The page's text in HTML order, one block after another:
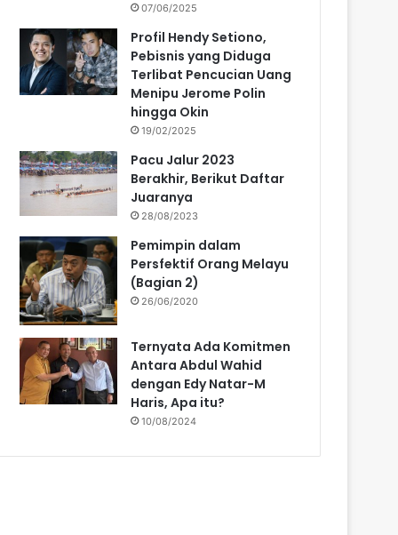
07/06/2025
Profil Hendy Setiono,
Pebisnis yang Diduga
Terlibat Pencucian Uang
Menipu Jerome Polin
hingga Okin
19/02/2025
Pacu Jalur 2023
Berakhir, Berikut Daftar
Juaranya
28/08/2023
Pemimpin dalam
Persfektif Orang Melayu
(Bagian 2)
26/06/2020
Ternyata Ada Komitmen
Antara Abdul Wahid
dengan Edy Natar-M
Haris, Apa itu?
10/08/2024